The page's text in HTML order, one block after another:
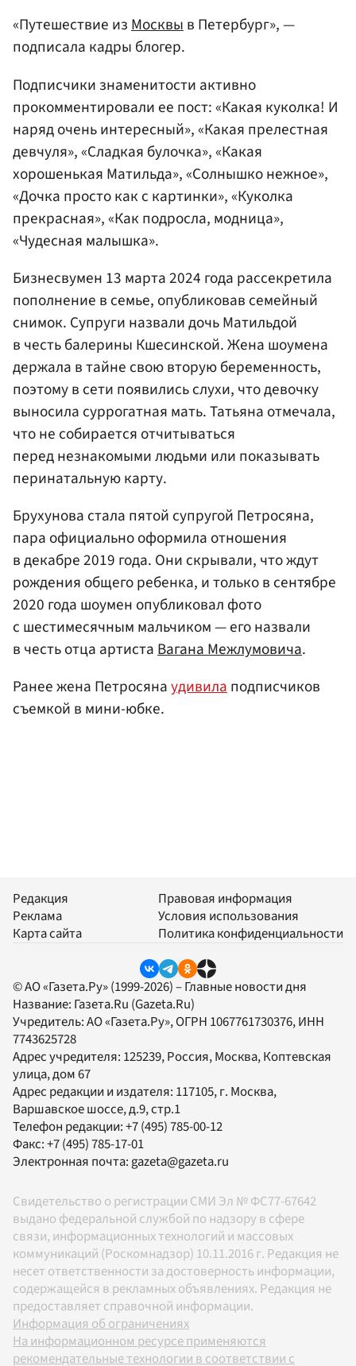
«Путешествие изМосквыв Петербург», —
подписала кадры блогер.
Подписчики знаменитости активно
прокомментировали ее пост: «Какая куколка! И
наряд очень интересный», «Какая прелестная
девчуля», «Сладкая булочка», «Какая
хорошенькая Матильда», «Солнышко нежное»,
«Дочка просто как с картинки», «Куколка
прекрасная», «Как подросла, модница»,
«Чудесная малышка».
Бизнесвумен 13 марта 2024 года рассекретила
пополнение в семье, опубликовав семейный
снимок. Супруги назвали дочь Матильдой
в честь балерины Кшесинской. Жена шоумена
держала в тайне свою вторую беременность,
поэтому в сети появились слухи, что девочку
выносила суррогатная мать. Татьяна отмечала,
что не собирается отчитываться
перед незнакомыми людьми или показывать
перинатальную карту.
Брухунова стала пятой супругой Петросяна,
пара официально оформила отношения
в декабре 2019 года. Они скрывали, что ждут
рождения общего ребенка, и только в сентябре
2020 года шоумен опубликовал фото
с шестимесячным мальчиком — его назвали
в честь отца артистаВагана Межлумовича.
Ранее жена Петросянаудивилаподписчиков
съемкой в мини-юбке.
Редакция
Реклама
Карта сайта
Правовая информация
Условия использования
Политика конфиденциальности
© АО «Газета.Ру» (1999-2026) – Главные новости дня
Название: Газета.Ru (Gazeta.Ru)
Учредитель:АО «Газета.Ру», ОГРН 1067761730376, ИНН
7743625728
Адрес учредителя: 125239, Россия, Москва, Коптевская
улица, дом 67
Адрес редакции и издателя: 117105, г. Москва,
Варшавское шоссе, д.9, стр.1
Телефон редакции:+7 (495) 785-00-12
Факс:+7 (495) 785-17-01
Электронная почта: gazeta@gazeta.ru
Свидетельство о регистрации СМИ Эл № ФС77-67642
выдано федеральной службой по надзору в сфере
связи, информационных технологий и массовых
коммуникаций (Роскомнадзор) 10.11.2016 г. Редакция не
несет ответственности за достоверность информации,
содержащейся в рекламных объявлениях. Редакция не
предоставляет справочной информации.
Информация об ограничениях
На информационном ресурсе применяются
рекомендательные технологии в соответствии с